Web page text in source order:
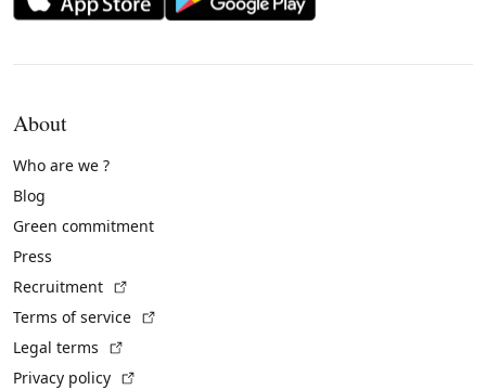
About
Who are we ?
Blog
Green commitment
Press
Recruitment
Terms of service
Legal terms
Privacy policy